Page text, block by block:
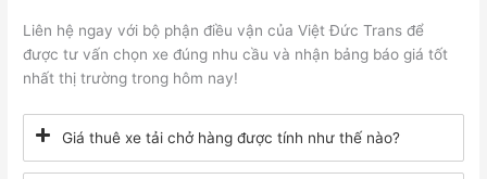
Liên hệ ngay với bộ phận điều vận của Việt Đức Trans để
được tư vấn chọn xe đúng nhu cầu và nhận bảng báo giá tốt
nhất thị trường trong hôm nay!
Giá thuê xe tải chở hàng được tính như thế nào?